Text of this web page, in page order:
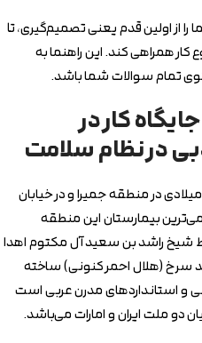
از اولین قدم یعنی تصمیم‌گیری، تا
همراهی کند. این راهنما به
تمام سوالات شما باشد.
کار در
در نظام سلامت
بیمارستان ایرانیان دبی در سال 1970 میلادی در منطقه جمیرا و در خیابان
بیمارستان این منطقه
راشد بن سعید آل مکتوم اهدا
(هلال احمر کنونی) ساخته
و استانداردهای مدرن عربی است
دو ملت ایران و امارات می‌باشد.